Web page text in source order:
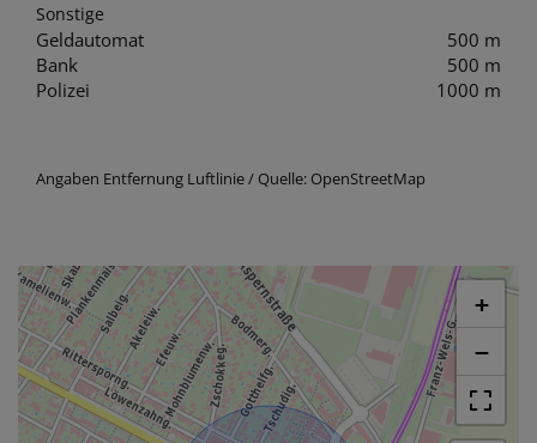
Sonstige
Geldautomat
500 m
Bank
500 m
Polizei
1000 m
Angaben Entfernung Luftlinie / Quelle: OpenStreetMap
+
−